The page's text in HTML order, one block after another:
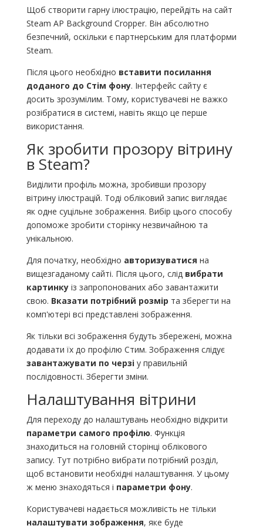
Щоб створити гарну ілюстрацію, перейдіть на сайт
Steam AP Background Cropper. Він абсолютно
безпечний, оскільки є партнерським для платформи
Steam.
Після цього необхідно вставити посилання
доданого до Стім фону. Інтерфейс сайту є
досить зрозумілим. Тому, користувачеві не важко
розібратися в системі, навіть якщо це перше
використання.
Як зробити прозору вітрину
в Steam?
Виділити профіль можна, зробивши прозору
вітрину ілюстрацій. Тоді обліковий запис виглядає
як одне суцільне зображення. Вибір цього способу
допоможе зробити сторінку незвичайною та
унікальною.
Для початку, необхідно авторизуватися на
вищезгаданому сайті. Після цього, слід вибрати
картинкуіз запропонованих або завантажити
свою. Вказати потрібний розмір та зберегти на
комп'ютері всі представлені зображення.
Як тільки всі зображення будуть збережені, можна
додавати їх до профілю Стим. Зображення слідує
завантажувати по черзіу правильній
послідовності. Зберегти зміни.
Налаштування вітрини
Для переходу до налаштувань необхідно відкрити
параметри самого профілю. Функція
знаходиться на головній сторінці облікового
запису. Тут потрібно вибрати потрібний розділ,
щоб встановити необхідні налаштування. У цьому
ж меню знаходяться і параметри фону.
Користувачеві надається можливість не тільки
налаштувати зображення, яке буде